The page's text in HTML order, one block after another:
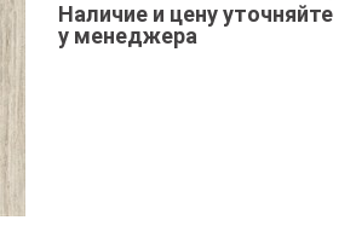
Наличие и цену уточняйте
у менеджера